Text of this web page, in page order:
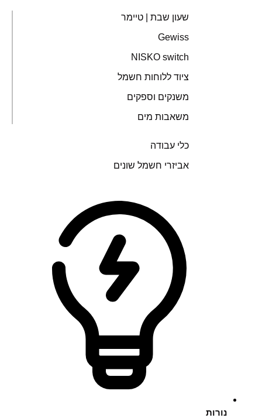
שעון שבת | טיימר
Gewiss
NISKO switch
ציוד ללוחות חשמל
משנקים וספקים
משאבות מים
כלי עבודה
אביזרי חשמל שונים
נורות